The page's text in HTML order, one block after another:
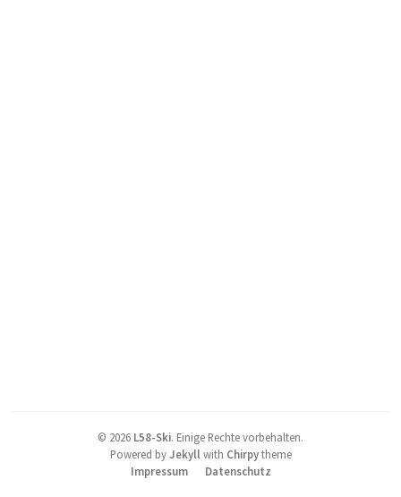
© 2026 L58-Ski. Einige Rechte vorbehalten.
Powered byJekyll with Chirpytheme
Impressum
Datenschutz